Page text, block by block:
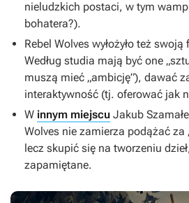
nieludzkich postaci, w tym
bohatera?).
Rebel Wolves wyłożyło też
Według studia mają być one
muszą mieć „ambicję”), dawać
interaktywność (tj. oferować jak
W innym miejscu Jakub
Wolves nie zamierza podążać za
lecz skupić się na tworzeniu
zapamiętane.